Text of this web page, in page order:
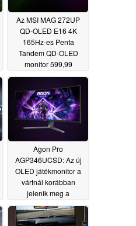
Az MSI MAG 272UP
QD-OLED E16 4K
165Hz-es Penta
Tandem QD-OLED
monitor 599,99
dollárért jelenik meg
05/19/2026
Agon Pro
AGP346UCSD: Az új
OLED játékmonitor a
vártnál korábban
jelenik meg a
nemzetközi piacon
05/14/2026